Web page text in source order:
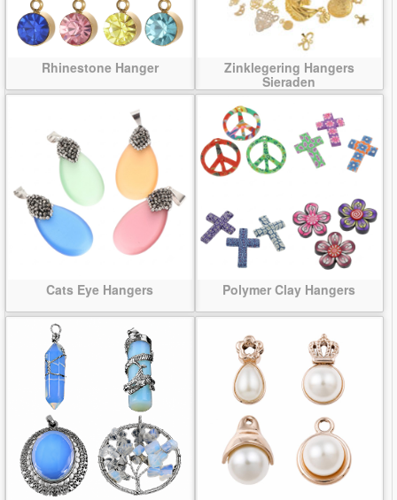
Rhinestone Hanger
Zinklegering Hangers
Sieraden
Cats Eye Hangers Polymer Clay Hangers